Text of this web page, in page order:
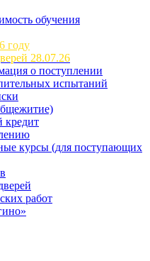
обучения
году
28.07.26
о поступлении
испытаний
кредит
курсы (для поступающих
работ